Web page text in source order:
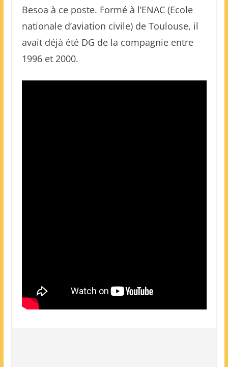
Besoa à ce poste. Formé à l’ENAC (Ecole
nationale d’aviation civile) de Toulouse, il
avait déjà été DG de la compagnie entre
1996 et 2000.